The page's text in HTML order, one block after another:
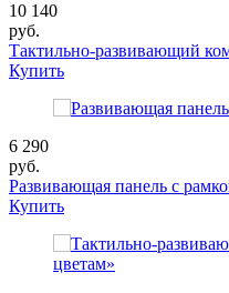
10 140
руб.
Тактильно-развивающий
Купить
6 290
руб.
Развивающая панель с
Купить